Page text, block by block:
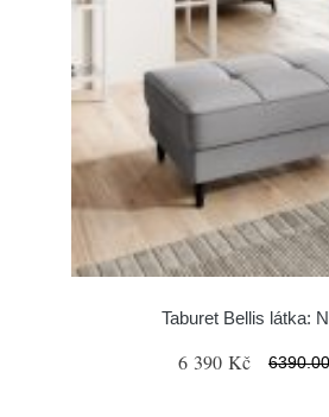
Taburet Bellis látka:
6 390 Kč